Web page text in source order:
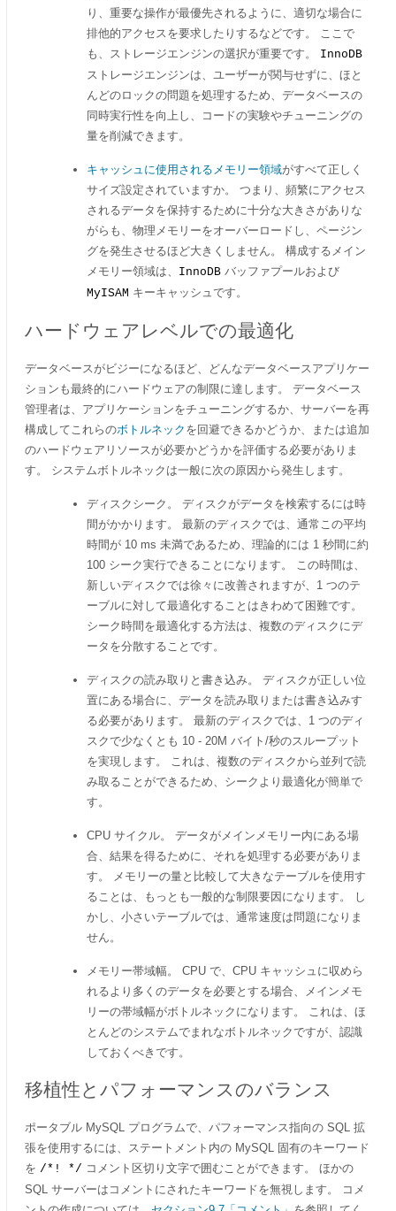
り、重要な操作が最優先されるように、適切な場合に
排他的アクセスを要求したりするなどです。 ここで
も、ストレージエンジンの選択が重要です。 InnoDB
ストレージエンジンは、ユーザーが関与せずに、ほと
んどのロックの問題を処理するため、データベースの
同時実行性を向上し、コードの実験やチューニングの
量を削減できます。
キャッシュに使用されるメモリー領域がすべて正しく
サイズ設定されていますか。 つまり、頻繁にアクセス
されるデータを保持するために十分な大きさがありな
がらも、物理メモリーをオーバーロードし、ページン
グを発生させるほど大きくしません。 構成するメイン
メモリー領域は、 InnoDB バッファプールおよび
MyISAM キーキャッシュです。
ハードウェアレベルでの最適化
データベースがビジーになるほど、どんなデータベースアプリケー
ションも最終的にハードウェアの制限に達します。 データベース
管理者は、アプリケーションをチューニングするか、サーバーを再
構成してこれらのボトルネック を回避できるかどうか、または追加
のハードウェアリソースが必要かどうかを評価する必要がありま
す。 システムボトルネックは一般に次の原因から発生します。
ディスクシーク。 ディスクがデータを検索するには時
間がかかります。 最新のディスクでは、通常この平均
時間が 10 ms 未満であるため、理論的には 1 秒間に約
100 シーク実行できることになります。 この時間は、
新しいディスクでは徐々に改善されますが、1 つのテ
ーブルに対して最適化することはきわめて困難です。
シーク時間を最適化する方法は、複数のディスクにデ
ータを分散することです。
ディスクの読み取りと書き込み。 ディスクが正しい位
置にある場合に、データを読み取りまたは書き込みす
る必要があります。 最新のディスクでは、1 つのディ
スクで少なくとも 10 - 20M バイト/秒のスループット
を実現します。 これは、複数のディスクから並列で読
み取ることができるため、シークより最適化が簡単で
す。
CPU サイクル。 データがメインメモリー内にある場
合、結果を得るために、それを処理する必要がありま
す。 メモリーの量と比較して大きなテーブルを使用す
ることは、もっとも一般的な制限要因になります。 し
かし、小さいテーブルでは、通常速度は問題になりま
せん。
メモリー帯域幅。 CPU で、CPU キャッシュに収めら
れるより多くのデータを必要とする場合、メインメモ
リーの帯域幅がボトルネックになります。 これは、ほ
とんどのシステムでまれなボトルネックですが、認識
しておくべきです。
移植性とパフォーマンスのバランス
ポータブル MySQL プログラムで、パフォーマンス指向の SQL 拡
張を使用するには、ステートメント内の MySQL 固有のキーワード
を /*! */ コメント区切り文字で囲むことができます。 ほかの
SQL サーバーはコメントにされたキーワードを無視します。 コメ